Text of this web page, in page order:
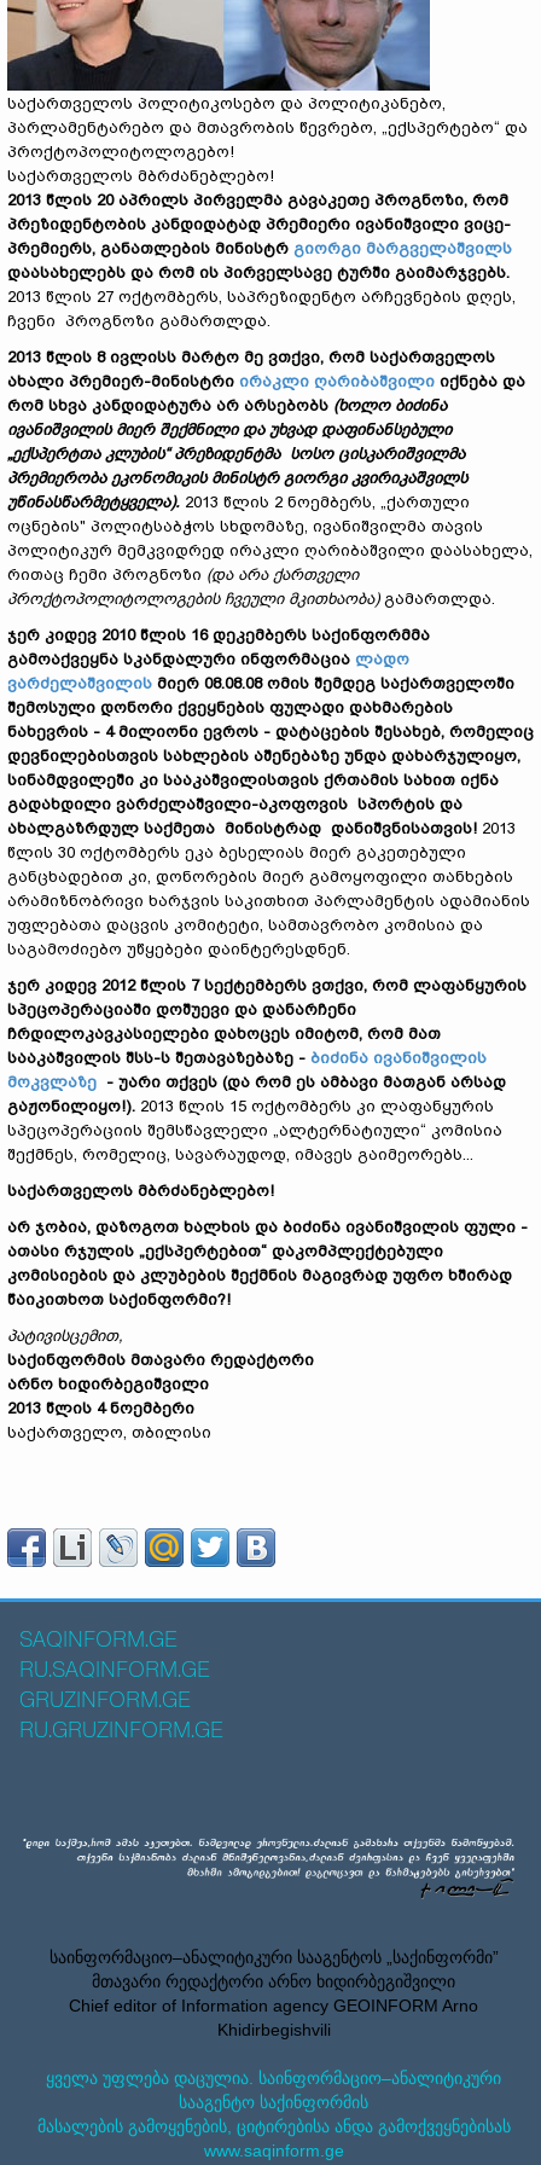
საქართველოს პოლიტიკოსებო და პოლიტიკანებო,
პარლამენტარებო და მთავრობის წევრებო, „ექსპერტებო“ და
პროქტოპოლიტოლოგებო!
საქართველოს მბრძანებლებო!
2013 წლის 20 აპრილს პირველმა გავაკეთე პროგნოზი, რომ
პრეზიდენტობის კანდიდატად პრემიერი ივანიშვილი ვიცე-
პრემიერს, განათლების მინისტრ გიორგი მარგველაშვილს
დაასახელებს და რომ ის პირველსავე ტურში გაიმარჯვებს.
2013 წლის 27 ოქტომბერს, საპრეზიდენტო არჩევნების დღეს,
ჩვენი პროგნოზი გამართლდა.
2013 წლის 8 ივლისს მარტო მე ვთქვი, რომ საქართველოს
ახალი პრემიერ-მინისტრი ირაკლი ღარიბაშვილი იქნება და
რომ სხვა კანდიდატურა არ არსებობს (ხოლო ბიძინა
ივანიშვილის მიერ შექმნილი და უხვად დაფინანსებული
„ექსპერტთა კლუბის“ პრეზიდენტმა სოსო ცისკარიშვილმა
პრემიერობა ეკონომიკის მინისტრ გიორგი კვირიკაშვილს
უწინასწარმეტყველა). 2013 წლის 2 ნოემბერს, „ქართული
ოცნების" პოლიტსაბჭოს სხდომაზე, ივანიშვილმა თავის
პოლიტიკურ მემკვიდრედ ირაკლი ღარიბაშვილი დაასახელა,
რითაც ჩემი პროგნოზი (და არა ქართველი
პროქტოპოლიტოლოგების ჩვეული მკითხაობა)გამართლდა.
ჯერ კიდევ 2010 წლის 16 დეკემბერს საქინფორმმა
გამოაქვეყნა სკანდალური ინფორმაცია ლადო
ვარძელაშვილის მიერ 08.08.08 ომის შემდეგ საქართველოში
შემოსული დონორი ქვეყნების ფულადი დახმარების
ნახევრის - 4 მილიონი ევროს - დატაცების შესახებ, რომელიც
დევნილებისთვის სახლების აშენებაზე უნდა დახარჯულიყო,
სინამდვილეში კი სააკაშვილისთვის ქრთამის სახით იქნა
გადახდილი ვარძელაშვილი-აკოფოვის სპორტის და
ახალგაზრდულ საქმეთა მინისტრად დანიშვნისათვის! 2013
წლის 30 ოქტომბერს ეკა ბესელიას მიერ გაკეთებული
განცხადებით კი, დონორების მიერ გამოყოფილი თანხების
არამიზნობრივი ხარჯვის საკითხით პარლამენტის ადამიანის
უფლებათა დაცვის კომიტეტი, სამთავრობო კომისია და
საგამოძიებო უწყებები დაინტერესდნენ.
ჯერ კიდევ 2012 წლის 7 სექტემბერს ვთქვი, რომ ლაფანყურის
სპეცოპერაციაში დოშუევი და დანარჩენი
ჩრდილოკავკასიელები დახოცეს იმიტომ, რომ მათ
სააკაშვილის შსს-ს შეთავაზებაზე - ბიძინა ივანიშვილის
მოკვლაზე - უარი თქვეს (და რომ ეს ამბავი მათგან არსად
გაჟონილიყო!). 2013 წლის 15 ოქტომბერს კი ლაფანყურის
სპეცოპერაციის შემსწავლელი „ალტერნატიული“ კომისია
შექმნეს, რომელიც, სავარაუდოდ, იმავეს გაიმეორებს...
საქართველოს მბრძანებლებო!
არ ჯობია, დაზოგოთ ხალხის და ბიძინა ივანიშვილის ფული -
ათასი რჯულის „ექსპერტებით“ დაკომპლექტებული
კომისიების და კლუბების შექმნის მაგივრად უფრო ხშირად
წაიკითხოთ საქინფორმი?!
პატივისცემით,
საქინფორმის მთავარი რედაქტორი
არნო ხიდირბეგიშვილი
2013 წლის 4 ნოემბერი
საქართველო, თბილისი
SAQINFORM.GE
RU.SAQINFORM.GE
GRUZINFORM.GE
RU.GRUZINFORM.GE
საინფორმაციო–ანალიტიკური სააგენტოს „საქინფორმი”
მთავარი რედაქტორი არნო ხიდირბეგიშვილი
Chief editor of Information agency GEOINFORM Arno
Khidirbegishvili
ყველა უფლება დაცულია. საინფორმაციო–ანალიტიკური
სააგენტო საქინფორმის
მასალების გამოყენების, ციტირებისა ანდა გამოქვეყნებისას
www.saqinform.ge